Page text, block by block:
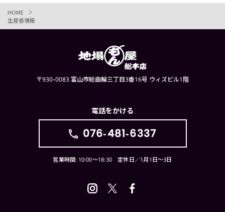
HOME
生産者情報
〒930-0083 富山市総曲輪三丁目3番16号 ウィズビル1階
電話をかける
076-481-6337
営業時間: 10:00〜18:30 定休日／1月1日〜3日